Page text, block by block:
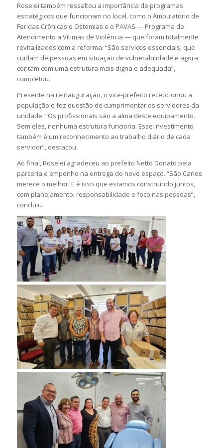
Roselei também ressaltou a importância de programas
estratégicos que funcionam no local, como o Ambulatório de
Feridas Crônicas e Ostomias e o PAVAS — Programa de
Atendimento a Vítimas de Violência — que foram totalmente
revitalizados com a reforma. “São serviços essenciais, que
cuidam de pessoas em situação de vulnerabilidade e agora
contam com uma estrutura mais digna e adequada”,
completou.
Presente na reinauguração, o vice-prefeito recepcionou a
população e fez questão de cumprimentar os servidores da
unidade. “Os profissionais são a alma deste equipamento.
Sem eles, nenhuma estrutura funciona. Esse investimento
também é um reconhecimento ao trabalho diário de cada
servidor”, destacou.
Ao final, Roselei agradeceu ao prefeito Netto Donato pela
parceria e empenho na entrega do novo espaço. “São Carlos
merece o melhor. E é isso que estamos construindo juntos,
com planejamento, responsabilidade e foco nas pessoas”,
concluiu.